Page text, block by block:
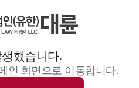
했습니다.
인 화면으로 이동합니다.